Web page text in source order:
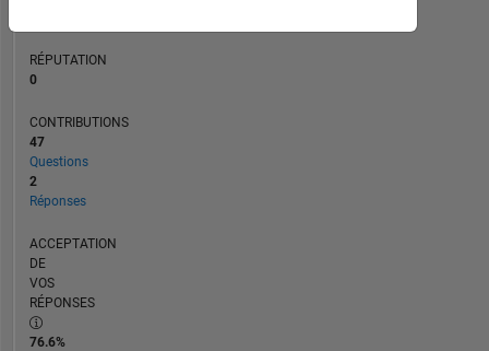
RÉPUTATION
0
CONTRIBUTIONS
47
Questions
2
Réponses
ACCEPTATION
DE
VOS
RÉPONSES
76.6%